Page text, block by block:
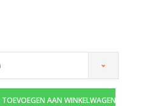
TOEVOEGEN AAN WINKELWAGEN